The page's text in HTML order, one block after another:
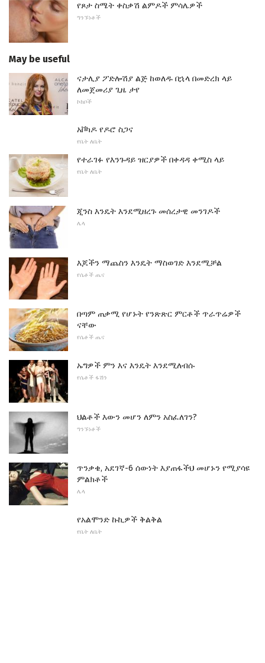
የጾታ ስሜት ቀስቃሽ ልምዶች ምሳሌዎች
ግንኙነቶች
May be useful
ናታሊያ ፖድሎሽያ ልጅ ከወለዱ በኋላ በመድረክ ላይ
ለመጀመሪያ ጊዜ ታየ
ኮከቦች
አቮካዶ የዶሮ ስጋና
የቤት ለቤት
የተራገፉ የእንጉዳይ ዝርያዎች በቀዳዳ ቀሚስ ላይ
የቤት ለቤት
ጂንስ እንዴት እንደሚዘረጉ መሰረታዊ መንገዶች
ሌላ
እጆችን ማጨስን እንዴት ማስወገድ እንደሚቻል
የሴቶች ጤና
በጣም ጠቃሚ የሆኑት የንጽጽር ምርቶች ጥራጥሬዎች
ናቸው
የሴቶች ጤና
ኡግዎች ምን እና እንዴት እንደሚለብሱ
የሴቶች ፋሽን
ህልቶች እውን መሆን ለምን አስፈለገን?
ግንኙነቶች
ጥንቃቄ, አደገኛ-6 ሰውነት እያጠፋችህ መሆኑን የሚያሳዩ
ምልክቶች
ሌላ
የአልሞንድ ኩኪዎች ቅልቅል
የቤት ለቤት